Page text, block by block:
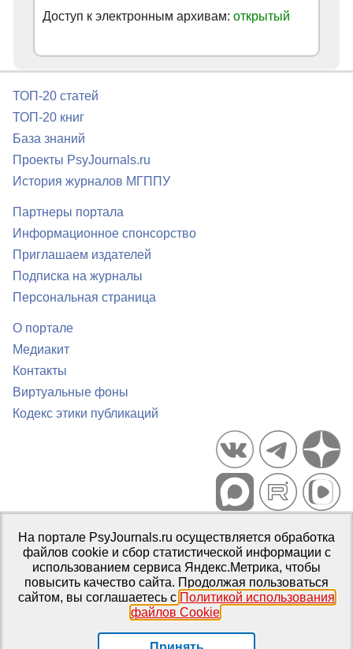
Доступ к электронным архивам: открытый
ТОП-20 статей
ТОП-20 книг
База знаний
Проекты PsyJournals.ru
История журналов МГППУ
Партнеры портала
Информационное спонсорство
Приглашаем издателей
Подписка на журналы
Персональная страница
О портале
Медиакит
Контакты
Виртуальные фоны
Кодекс этики публикаций
Портал психологических изданий PsyJournals.ru, 2007–2026
Правила использования материалов
Свидетельство регистрации СМИЭл № ФС77-66447 от 14 июля
2016 г.
Издатель: ФГБОУ ВО МГППУ
На портале PsyJournals.ru осуществляется обработка
файлов cookie и сбор статистической информации с
использованием сервиса Яндекс.Метрика, чтобы
повысить качество сайта. Продолжая пользоваться
сайтом, вы соглашаетесь с Политикой использования
файлов Cookie.